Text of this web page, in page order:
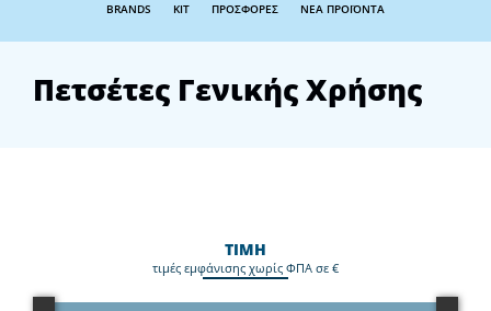
BRANDS KIT ΠΡΟΣΦΟΡΕΣ ΝΕΑ ΠΡΟΪΟΝΤΑ
Πετσέτες Γενικής Χρήσης
ΤΙΜΗ
τιμές εμφάνισης χωρίς ΦΠΑ σε €